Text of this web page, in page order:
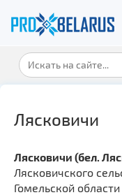
Лясковичи
Лясковичи (бел.
Лясковичского
Гомельской